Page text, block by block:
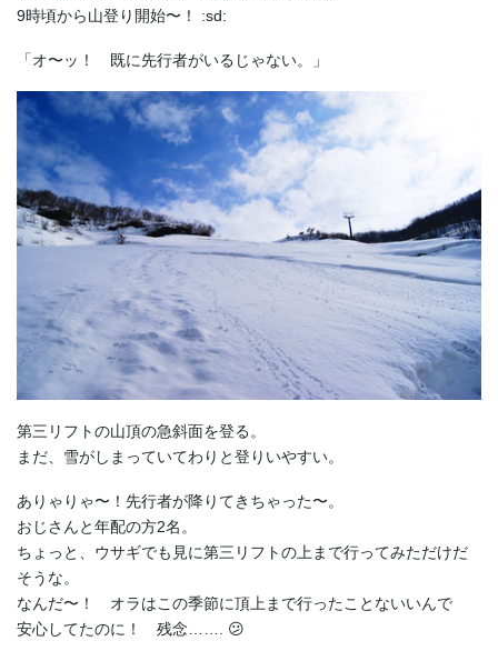
9時頃から山登り開始〜！ :sd:
「オ〜ッ！ 既に先行者がいるじゃない。」
第三リフトの山頂の急斜面を登る。
まだ、雪がしまっていてわりと登りいやすい。
ありゃりゃ〜！先行者が降りてきちゃった〜。
おじさんと年配の方2名。
ちょっと、ウサギでも見に第三リフトの上まで行ってみただけだ
そうな。
なんだ〜！ オラはこの季節に頂上まで行ったことないいんで
安心してたのに！ 残念……. 😕